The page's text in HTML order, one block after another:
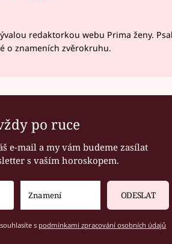
redaktorkou webu Prima ženy.
o znameních zvěrokruhu.
po ruce
e-mail a my vám budeme zasílat
s vaším horoskopem.
ODESLAT
s podmínkami zpracování osobních údajů